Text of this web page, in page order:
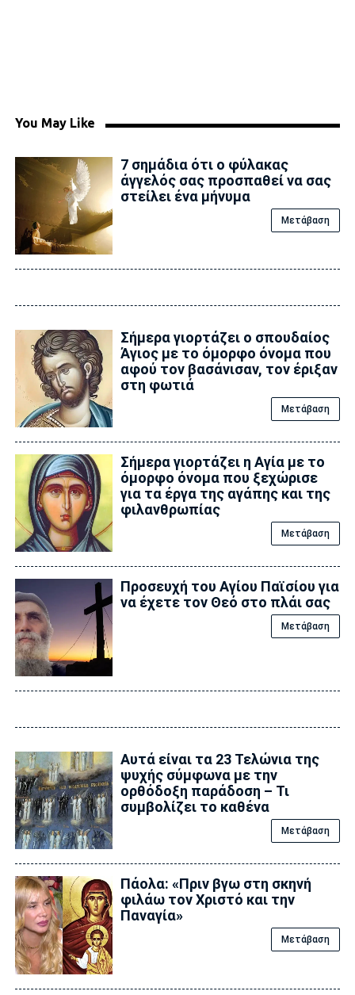
You May Like
7 σημάδια ότι ο φύλακας
άγγελός σας προσπαθεί να σας
στείλει ένα μήνυμα
Μετάβαση
Σήμερα γιορτάζει ο σπουδαίος
Άγιος με το όμορφο όνομα που
αφού τον βασάνισαν, τον έριξαν
στη φωτιά
Μετάβαση
Σήμερα γιορτάζει η Αγία με το
όμορφο όνομα που ξεχώρισε
για τα έργα της αγάπης και της
φιλανθρωπίας
Μετάβαση
Προσευχή του Αγίου Παϊσίου για
να έχετε τον Θεό στο πλάι σας
Μετάβαση
Αυτά είναι τα 23 Τελώνια της
ψυχής σύμφωνα με την
ορθόδοξη παράδοση – Τι
συμβολίζει το καθένα
Μετάβαση
Πάολα: «Πριν βγω στη σκηνή
φιλάω τον Χριστό και την
Παναγία»
Μετάβαση